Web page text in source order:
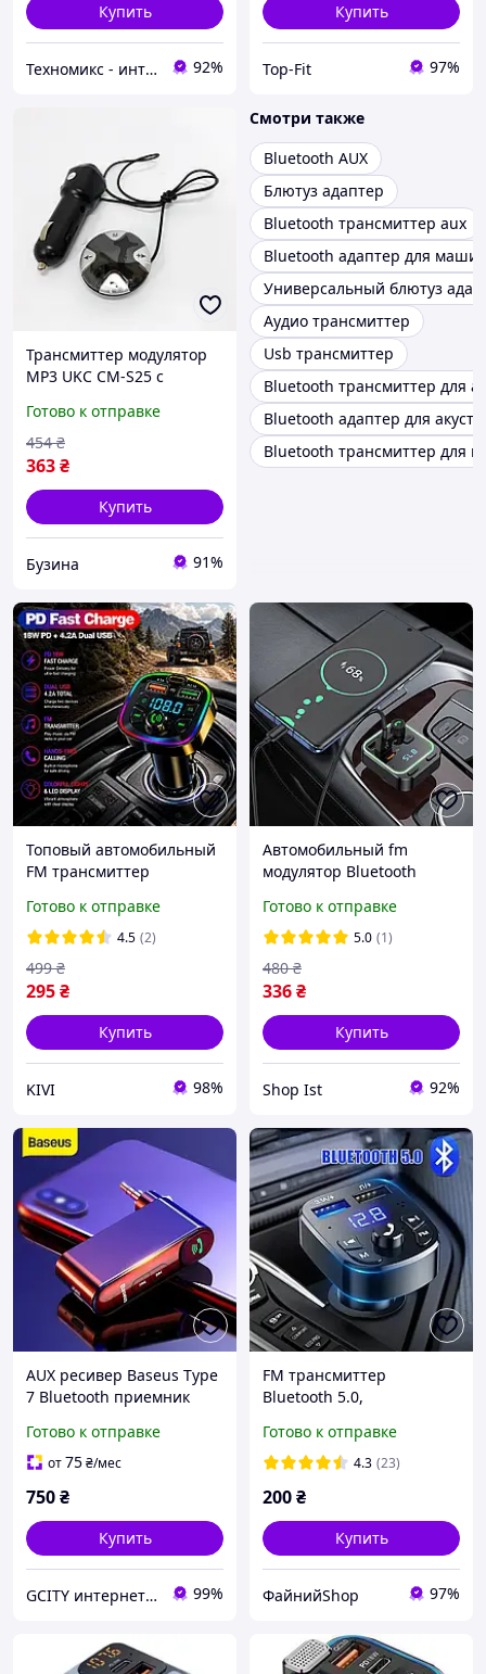
Купить
Техномикс - интернет - магазин качественной техники, электроники и других товаров для дома и работы 92%
Купить
Top-Fit 97%
Трансмиттер модулятор
MP3 UKC CM-S25 с
Автомобильный
трансмиттер bluetooth
buzyna
Готово к отправке
363₴
454 ₴
Купить
Бузина 91%
Смотри также
Bluetooth AUX
Блютуз адаптер
Bluetooth трансмиттер aux
Bluetooth адаптер для
Универсальный блютуз
Аудио трансмиттер
Usb трансмиттер
Bluetooth трансмиттер для
Bluetooth адаптер для
Bluetooth трансмиттер для
Топовый автомобильный
FM трансмиттер
зарядкой USB Type C и
функцией hands free ФМ
модулятор
Готово к отправке
4.5 (2)
295₴
499 ₴
Купить
KIVI 98%
Автомобильный fm
модулятор Bluetooth
функцией громкой и
зарядкой телефона
Borofone Highway
Готово к отправке
5.0 (1)
336₴
480 ₴
Купить
Shop Ist 92%
AUX ресивер Baseus Type
7 Bluetooth приемник
адаптер
Готово к отправке
от75₴/мес
750₴
Купить
GCITY интернет магазин 99%
FM трансмиттер
Bluetooth 5.0,
FM Модулятор,
Автомобильная зарядка
Готово к отправке
4.3 (23)
200₴
Купить
ФайнийShop 97%